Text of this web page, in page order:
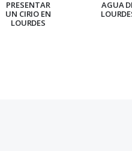
PRESENTAR
UN CIRIO EN
LOURDES
AGUA